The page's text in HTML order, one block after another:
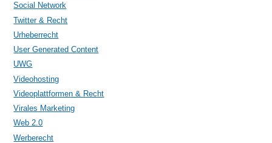
Social Network
Twitter & Recht
Urheberrecht
User Generated Content
UWG
Videohosting
Videoplattformen & Recht
Virales Marketing
Web 2.0
Werberecht